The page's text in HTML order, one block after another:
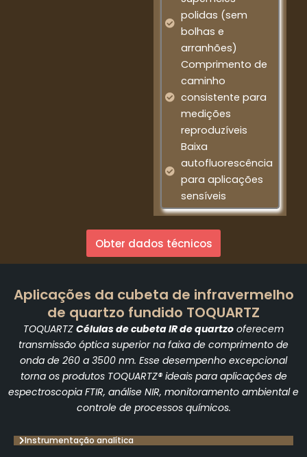
polidas (sem
bolhas e
arranhões)
Comprimento de
caminho
consistente para
medições
reproduzíveis
Baixa
autofluorescência
para aplicações
sensíveis
Obter dados técnicos
Aplicações da cubeta de infravermelho
de quartzo fundido TOQUARTZ
TOQUARTZ Células de cubeta IR de quartzo oferecem
transmissão óptica superior na faixa de comprimento de
onda de 260 a 3500 nm. Esse desempenho excepcional
torna os produtos TOQUARTZ® ideais para aplicações de
espectroscopia FTIR, análise NIR, monitoramento ambiental e
controle de processos químicos.
Instrumentação analítica